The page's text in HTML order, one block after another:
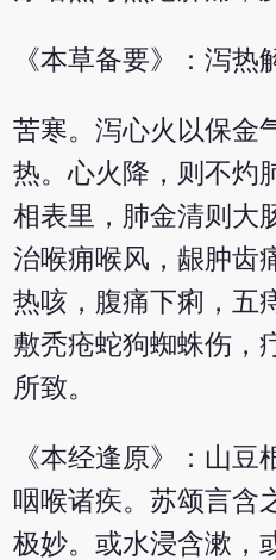
《本草备要》：泻热
苦寒。泻心火以保金
热。心火降，则不灼
相表里，肺金清则大
治喉痈喉风，龈肿齿
热咳，腹痛下痢，五
敷秃疮蛇狗蜘蛛伤，
所致。
《本经逢原》：山
咽喉诸疾。苏颂言含
极妙。或水浸含漱，